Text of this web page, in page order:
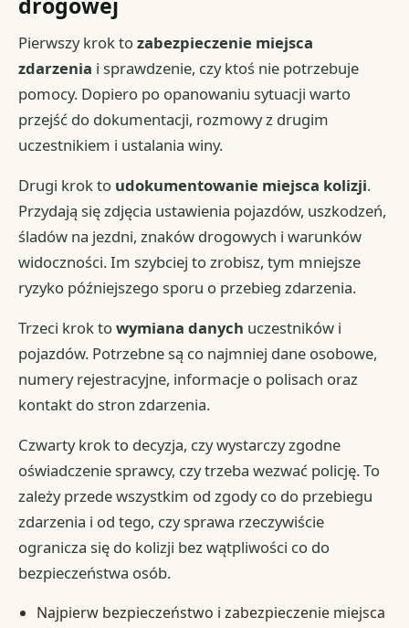
Pierwszy krok tozabezpieczenie miejsca
zdarzenia i sprawdzenie, czy ktoś nie potrzebuje
pomocy. Dopiero po opanowaniu sytuacji warto
przejść do dokumentacji, rozmowy z drugim
uczestnikiem i ustalania winy.
Drugi krok to udokumentowanie miejsca kolizji.
Przydają się zdjęcia ustawienia pojazdów, uszkodzeń,
śladów na jezdni, znaków drogowych i warunków
widoczności. Im szybciej to zrobisz, tym mniejsze
ryzyko późniejszego sporu o przebieg zdarzenia.
Trzeci krok towymiana danych uczestników i
pojazdów. Potrzebne są co najmniej dane osobowe,
numery rejestracyjne, informacje o polisach oraz
kontakt do stron zdarzenia.
Czwarty krok to decyzja, czy wystarczy zgodne
oświadczenie sprawcy, czy trzeba wezwać policję. To
zależy przede wszystkim od zgody co do przebiegu
zdarzenia i od tego, czy sprawa rzeczywiście
ogranicza się do kolizji bez wątpliwości co do
bezpieczeństwa osób.
Najpierw bezpieczeństwo i zabezpieczenie miejsca